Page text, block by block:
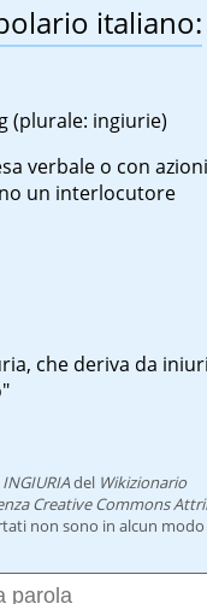
italiano:
(plurale: ingiurie)
verbale o con azioni
un interlocutore
, che deriva da
INGIURIAdel Wikizionario
Creative Commons
non sono in alcun modo